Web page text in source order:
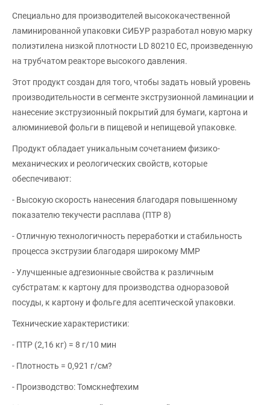
Специально для производителей высококачественной
ламинированной упаковки СИБУР разработал новую марку
полиэтилена низкой плотности LD 80210 EC, произведенную
на трубчатом реакторе высокого давления.
Этот продукт создан для того, чтобы задать новый уровень
производительности в сегменте экструзионной ламинации и
нанесение экструзионный покрытий для бумаги, картона и
алюминиевой фольги в пищевой и непищевой упаковке.
Продукт обладает уникальным сочетанием физико-
механических и реологических свойств, которые
обеспечивают:
- Высокую скорость нанесения благодаря повышенному
показателю текучести расплава (ПТР 8)
- Отличную технологичность переработки и стабильность
процесса экструзии благодаря широкому ММР
- Улучшенные адгезионные свойства к различным
субстратам: к картону для производства одноразовой
посуды, к картону и фольге для асептической упаковки.
Технические характеристики:
- ПТР (2,16 кг) = 8 г/10 мин
- Плотность = 0,921 г/см?
- Производство: Томскнефтехим